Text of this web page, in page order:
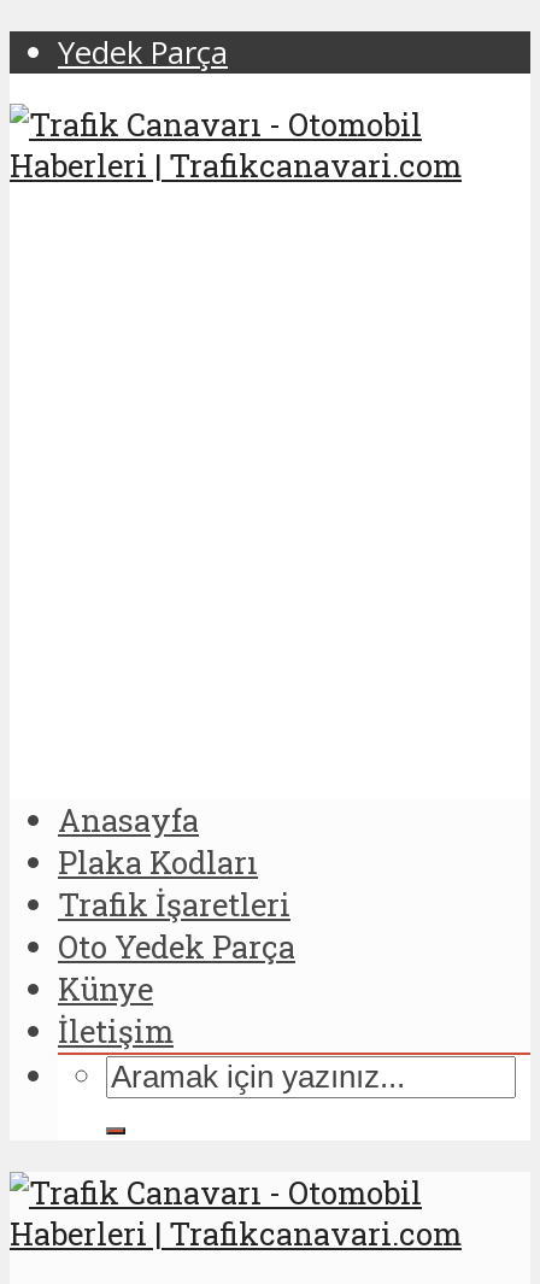
Yedek Parça
Anasayfa
Plaka Kodları
Trafik İşaretleri
Oto Yedek Parça
Künye
İletişim